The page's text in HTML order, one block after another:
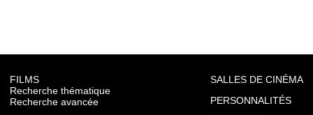
FILMS
Recherche thématique
Recherche avancée
SALLES DE CINÉMA
PERSONNALITÉS